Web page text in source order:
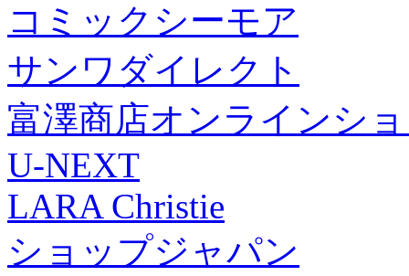
コミックシーモア
サンワダイレクト
富澤商店オンラインシ
U-NEXT
LARA Christie
ショップジャパン